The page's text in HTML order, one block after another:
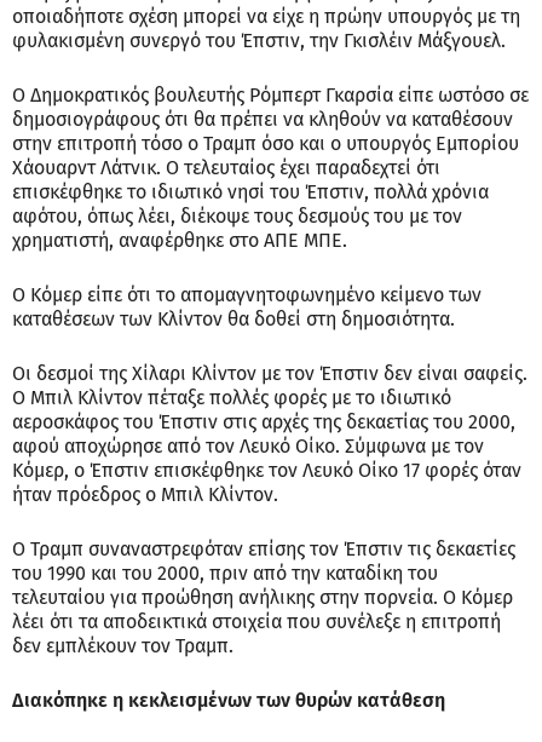
οποιαδήποτε σχέση μπορεί να είχε η πρώην υπουργός με τη
φυλακισμένη συνεργό του Έπστιν, την Γκισλέιν Μάξγουελ.
Ο Δημοκρατικός βουλευτής Ρόμπερτ Γκαρσία είπε ωστόσο σε
δημοσιογράφους ότι θα πρέπει να κληθούν να καταθέσουν
στην επιτροπή τόσο ο Τραμπ όσο και ο υπουργός Εμπορίου
Χάουαρντ Λάτνικ. Ο τελευταίος έχει παραδεχτεί ότι
επισκέφθηκε το ιδιωτικό νησί του Έπστιν, πολλά χρόνια
αφότου, όπως λέει, διέκοψε τους δεσμούς του με τον
χρηματιστή, αναφέρθηκε στο ΑΠΕ ΜΠΕ.
Ο Κόμερ είπε ότι το απομαγνητοφωνημένο κείμενο των
καταθέσεων των Κλίντον θα δοθεί στη δημοσιότητα.
Οι δεσμοί της Χίλαρι Κλίντον με τον Έπστιν δεν είναι σαφείς.
Ο Μπιλ Κλίντον πέταξε πολλές φορές με το ιδιωτικό
αεροσκάφος του Έπστιν στις αρχές της δεκαετίας του 2000,
αφού αποχώρησε από τον Λευκό Οίκο. Σύμφωνα με τον
Κόμερ, ο Έπστιν επισκέφθηκε τον Λευκό Οίκο 17 φορές όταν
ήταν πρόεδρος ο Μπιλ Κλίντον.
Ο Τραμπ συναναστρεφόταν επίσης τον Έπστιν τις δεκαετίες
του 1990 και του 2000, πριν από την καταδίκη του
τελευταίου για προώθηση ανήλικης στην πορνεία. Ο Κόμερ
λέει ότι τα αποδεικτικά στοιχεία που συνέλεξε η επιτροπή
δεν εμπλέκουν τον Τραμπ.
Διακόπηκε η κεκλεισμένων των θυρών κατάθεση